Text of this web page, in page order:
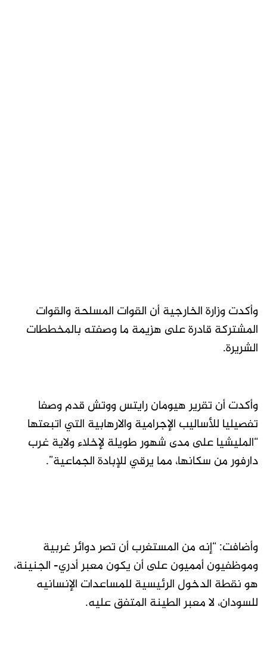
وأكدت وزارة الخارجية أن القوات المسلحة والقوات
المشتركة قادرة على هزيمة ما وصفته بالمخططات
الشريرة.
وأكدت أن تقرير هيومان رايتس ووتش قدم وصفا
تفصيليا للأساليب الإجرامية والارهابية التي اتبعتها
“المليشيا على مدى شهور طويلة لإخلاء ولاية غرب
دارفور من سكانها، مما يرقي للإبادة الجماعية”.
وأضافت: “إنه من المستغرب أن تصر دوائر غربية
وموظفيون أمميون على أن يكون معبر أدري- الجنينة،
هو نقطة الدخول الرئيسية للمساعدات الإنسانيه
للسودان، لا معبر الطينة المتفق عليه.